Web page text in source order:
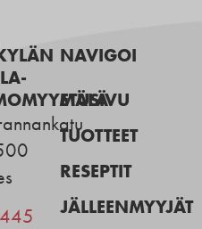
NAVIGOI
ETUSIVU
TUOTTEET
RESEPTIT
JÄLLEENMYYJÄT